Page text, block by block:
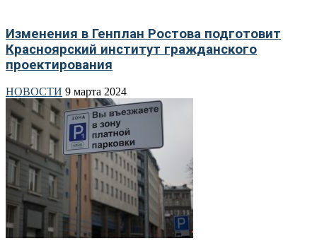
Изменения в Генплан Ростова подготовит
Красноярский институт гражданского
проектирования
НОВОСТИ 9 марта 2024